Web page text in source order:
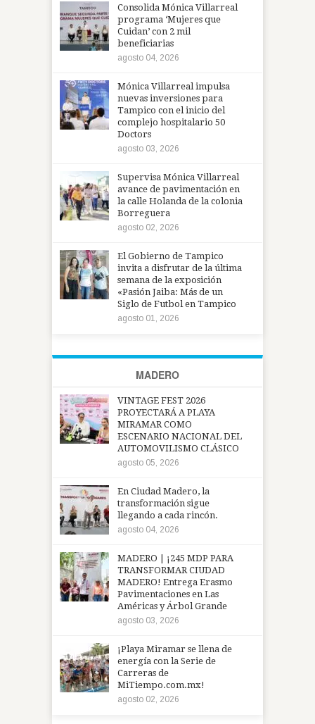
Consolida Mónica Villarreal
programa ‘Mujeres que
Cuidan’ con 2 mil
beneficiarias
agosto 04, 2026
Mónica Villarreal impulsa
nuevas inversiones para
Tampico con el inicio del
complejo hospitalario 50
Doctors
agosto 03, 2026
Supervisa Mónica Villarreal
avance de pavimentación en
la calle Holanda de la colonia
Borreguera
agosto 02, 2026
El Gobierno de Tampico
invita a disfrutar de la última
semana de la exposición
«Pasión Jaiba: Más de un
Siglo de Futbol en Tampico
agosto 01, 2026
MADERO
VINTAGE FEST 2026
PROYECTARÁ A PLAYA
MIRAMAR COMO
ESCENARIO NACIONAL DEL
AUTOMOVILISMO CLÁSICO
agosto 05, 2026
En Ciudad Madero, la
transformación sigue
llegando a cada rincón.
agosto 04, 2026
MADERO | ¡245 MDP PARA
TRANSFORMAR CIUDAD
MADERO! Entrega Erasmo
Pavimentaciones en Las
Américas y Árbol Grande
agosto 03, 2026
¡Playa Miramar se llena de
energía con la Serie de
Carreras de
MiTiempo.com.mx!
agosto 02, 2026